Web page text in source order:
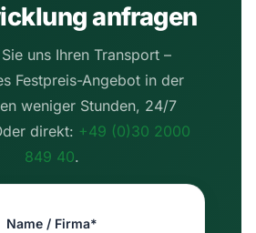
anfragen
uns Ihren Transport –
Festpreis-Angebot in der
weniger Stunden, 24/7
direkt: +49 (0)30 2000
849 40.
Name / Firma*